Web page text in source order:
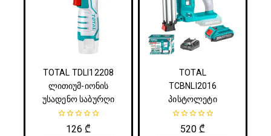
TOTAL TDLI12208
ლითიუმ-იონის
უსადენო საბურღი
126₾
TOTAL
TCBNLI2016
პისტოლეტი
520₾